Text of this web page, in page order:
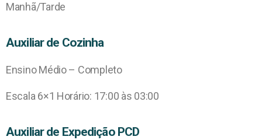
Manhã/Tarde
Auxiliar de Cozinha
Ensino Médio – Completo
Escala 6×1 Horário: 17:00 às 03:00
Auxiliar de Expedição PCD